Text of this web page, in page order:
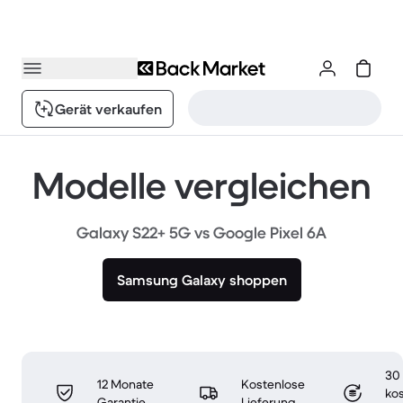
Gerät verkaufen
Modelle vergleichen
Galaxy S22+ 5G vs Google Pixel 6A
Samsung Galaxy shoppen
12 Monate
Kostenlose
30